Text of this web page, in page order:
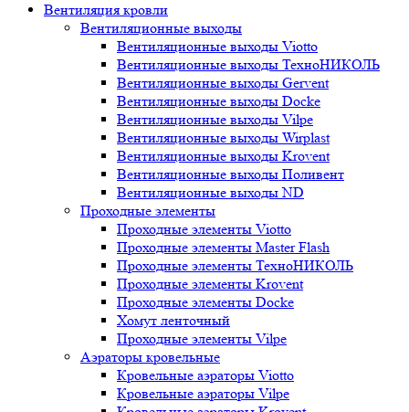
Вентиляция кровли
Вентиляционные выходы
Вентиляционные выходы Viotto
Вентиляционные выходы ТехноНИКОЛЬ
Вентиляционные выходы Gervent
Вентиляционные выходы Docke
Вентиляционные выходы Vilpe
Вентиляционные выходы Wirplast
Вентиляционные выходы Krovent
Вентиляционные выходы Поливент
Вентиляционные выходы ND
Проходные элементы
Проходные элементы Viotto
Проходные элементы Master Flash
Проходные элементы ТехноНИКОЛЬ
Проходные элементы Krovent
Проходные элементы Docke
Хомут ленточный
Проходные элементы Vilpe
Аэраторы кровельные
Кровельные аэраторы Viotto
Кровельные аэраторы Vilpe